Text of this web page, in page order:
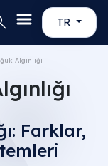
TR
Algınlığı
Farklar,